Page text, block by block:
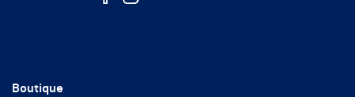
FacebookInstagram
Boutique